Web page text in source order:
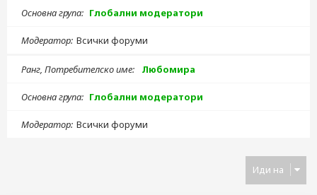
Основна група Глобални модератори
Модератор Всички форуми
Ранг, Потребителско име Любомира
Основна група Глобални модератори
Модератор Всички форуми
Иди на